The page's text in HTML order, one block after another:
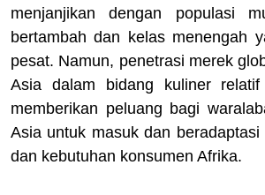
menjanjikan dengan populasi
bertambah dan kelas menengah
pesat. Namun, penetrasi merek
Asia dalam bidang kuliner
memberikan peluang bagi
Asia untuk masuk dan
dan kebutuhan konsumen Afrika.